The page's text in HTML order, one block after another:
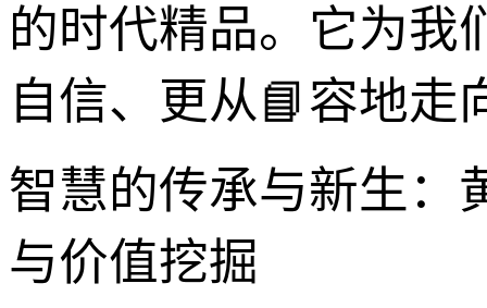
的时代精品。它为我
自信、更从📘容地走
智慧的传承与新生：
与价值挖掘